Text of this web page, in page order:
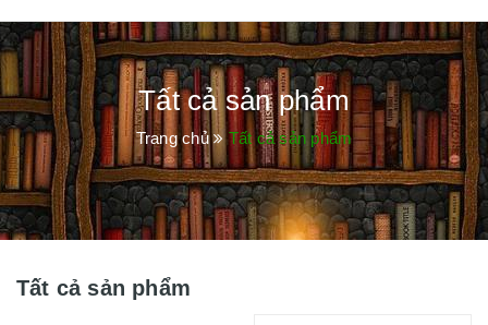
Tất cả sản phẩm
Trang chủ Tất cả sản phẩm
Tất cả sản phẩm